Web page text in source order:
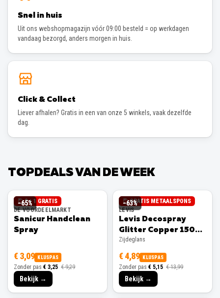
Snel in huis
Uit ons webshopmagazijn vóór 09:00 besteld = op werkdagen
vandaag bezorgd, anders morgen in huis.
Click & Collect
Liever afhalen? Gratis in een van onze 5 winkels, vaak dezelfde
dag.
TOPDEALS VAN DE WEEK
−65%
2 + 1 GRATIS
DE VOORDEELMARKT
Sanicur Handclean
Spray
€ 3,09 KLUSPAS
Zonder pas € 3,25 € 9,29
Bekijk →
−63%
GRATIS METAALSPONS
LEVIS
Levis Decospray
Glitter Copper 150ml
Zijdeglans
Zijdeglans
€ 4,89 KLUSPAS
Zonder pas € 5,15 € 13,99
Bekijk →